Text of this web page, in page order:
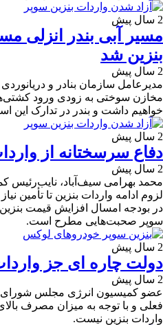
2 سال پیش
مسیر آبی بندر انزلی
بنزین شد
2 سال پیش
مدیرعامل سازمان بنادر و
مخازن سوختی به زودی ورود
خواهیم داشت و بندر در تدارک این
2 سال پیش
دفاع سرسختانه از
2 سال پیش
محمد بهرامی سیف‌آباد، نایب‌رئیس
لزوم ادامه واردات بنزین تا تأمین
در بودجه امسال افزایش قیمت بنزین
سوپر صحبت‌هایی مطرح است.
2 سال پیش
دولت چاره ای جز
2 سال پیش
عضو کمیسیون انرژی مجلس شورای
فعلی و با توجه به میزان مصرف
واردات بنزین نیست.